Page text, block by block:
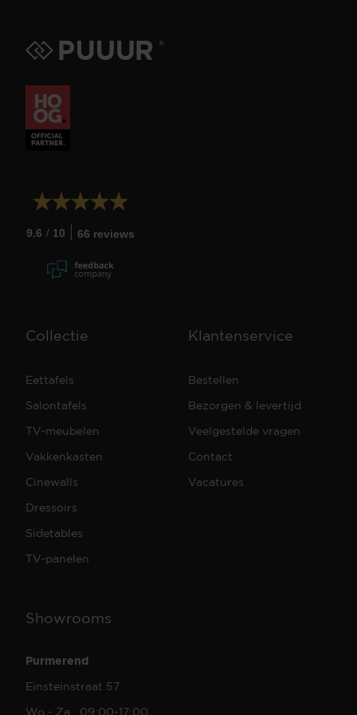
9.6 / 10 66 reviews
Collectie
Eettafels
Salontafels
TV-meubelen
Vakkenkasten
Cinewalls
Dressoirs
Sidetables
TV-panelen
Klantenservice
Bestellen
Bezorgen & levertijd
Veelgestelde vragen
Contact
Vacatures
Showrooms
Purmerend
Einsteinstraat 57
Wo - Za 09:00-17:00